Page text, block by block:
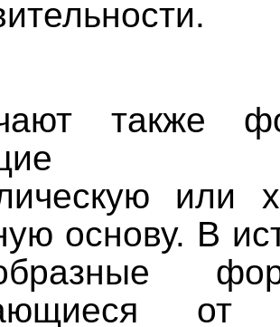
также
или
основу. В
от